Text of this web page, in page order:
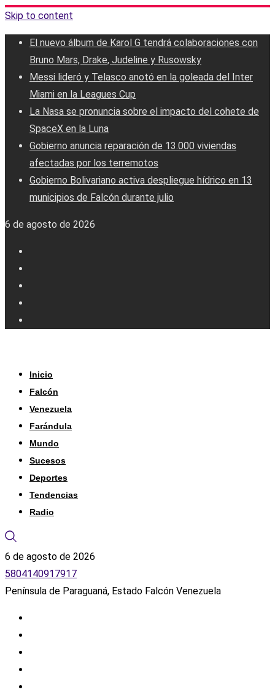
Skip to content
El nuevo álbum de Karol G tendrá colaboraciones con
Bruno Mars, Drake, Judeline y Rusowsky
Messi lideró y Telasco anotó en la goleada del Inter
Miami en la Leagues Cup
La Nasa se pronuncia sobre el impacto del cohete de
SpaceX en la Luna
Gobierno anuncia reparación de 13.000 viviendas
afectadas por los terremotos
Gobierno Bolivariano activa despliegue hídrico en 13
municipios de Falcón durante julio
6 de agosto de 2026
Inicio
Falcón
Venezuela
Farándula
Mundo
Sucesos
Deportes
Tendencias
Radio
6 de agosto de 2026
5804140917917
Península de Paraguaná, Estado Falcón Venezuela